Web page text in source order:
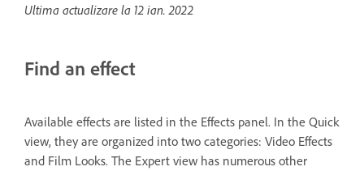
Ultima actualizare la 12 ian. 2022
Find an effect
Available effects are listed in the Effects panel. In the Quick
view, they are organized into two categories: Video Effects
and Film Looks. The Expert view has numerous other